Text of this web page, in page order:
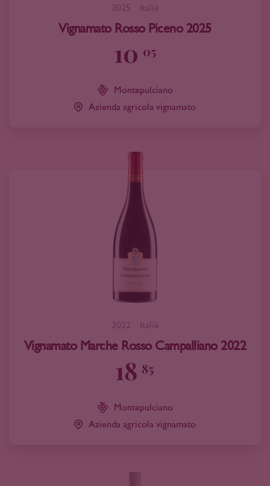
2025 Italië
Vignamato Rosso Piceno 2025
10 05
Montepulciano
Azienda agricola vignamato
2022 Italië
Vignamato Marche Rosso Campalliano 2022
18 85
Montepulciano
Azienda agricola vignamato